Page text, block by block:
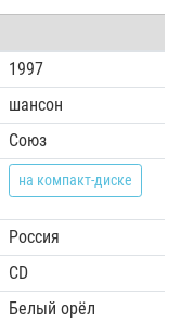
1997
шансон
Союз
на компакт-диске
Россия
CD
Белый орёл